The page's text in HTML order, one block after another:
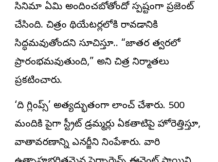
సినిమా ఏమి అందించబోతోందో స్పష్టంగా ప్రజెంట్
చేసింది. చిత్రం థియేటర్లలోకి రావడానికి
సిద్ధమవుతోందని సూచిస్తూ.. “జాతర త్వరలో
ప్రారంభమవుతుంది,” అని చిత్ర నిర్మాతలు
ప్రకటించారు.
‘ది గ్లింప్స్’ అత్యద్భుతంగా లాంచ్ చేశారు. 500
మందికి పైగా స్ట్రీట్ డ్రమ్మర్లు ఏకతాటిపై హోరెత్తిస్తూ,
వాతావరణాన్ని ఎనర్జీని నింపేశారు. వారి